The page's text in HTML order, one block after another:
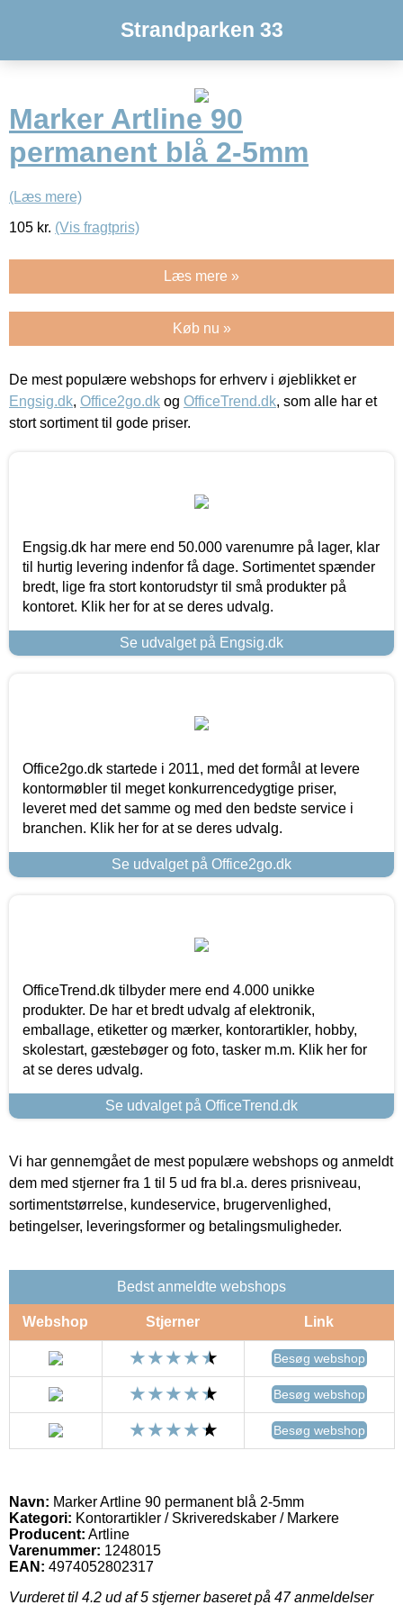
Strandparken 33
Marker Artline 90
permanent blå 2-5mm
(Læs mere)
105 kr. (Vis fragtpris)
Læs mere »
Køb nu »
De mest populære webshops for erhverv i øjeblikket er
Engsig.dk, Office2go.dk og OfficeTrend.dk, som alle har et
stort sortiment til gode priser.
Engsig.dk har mere end 50.000 varenumre på lager, klar
til hurtig levering indenfor få dage. Sortimentet spænder
bredt, lige fra stort kontorudstyr til små produkter på
kontoret. Klik her for at se deres udvalg.
Se udvalget på Engsig.dk
Office2go.dk startede i 2011, med det formål at levere
kontormøbler til meget konkurrencedygtige priser,
leveret med det samme og med den bedste service i
branchen. Klik her for at se deres udvalg.
Se udvalget på Office2go.dk
OfficeTrend.dk tilbyder mere end 4.000 unikke
produkter. De har et bredt udvalg af elektronik,
emballage, etiketter og mærker, kontorartikler, hobby,
skolestart, gæstebøger og foto, tasker m.m. Klik her for
at se deres udvalg.
Se udvalget på OfficeTrend.dk
Vi har gennemgået de mest populære webshops og anmeldt
dem med stjerner fra 1 til 5 ud fra bl.a. deres prisniveau,
sortimentstørrelse, kundeservice, brugervenlighed,
betingelser, leveringsformer og betalingsmuligheder.
Bedst anmeldte webshops
Webshop Stjerner Link
Besøg webshop
Besøg webshop
Besøg webshop
Navn: Marker Artline 90 permanent blå 2-5mm
Kategori: Kontorartikler / Skriveredskaber / Markere
Producent: Artline
Varenummer: 1248015
EAN: 4974052802317
Vurderet til 4.2 ud af 5 stjerner baseret på 47anmeldelser